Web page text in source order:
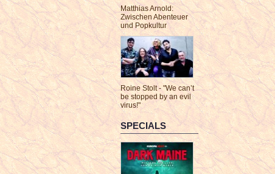
Matthias Arnold:
Zwischen Abenteuer
und Popkultur
Roine Stolt - "We can’t
be stopped by an evil
virus!"
SPECIALS